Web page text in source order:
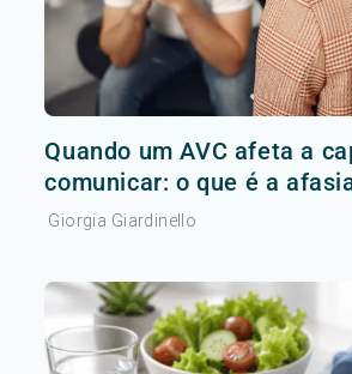
Quando um AVC afeta a
comunicar: o que é a
Giorgia Giardinello